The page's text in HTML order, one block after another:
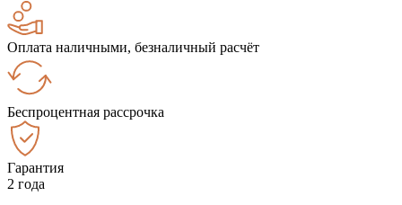
Оплата наличными, безналичный расчёт
Беспроцентная рассрочка
Гарантия
2 года